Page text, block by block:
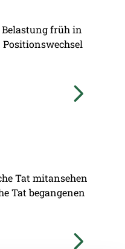
Belastung früh in
Tat mitansehen
Tat begangenen